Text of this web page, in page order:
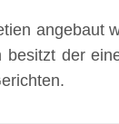
angebaut
der